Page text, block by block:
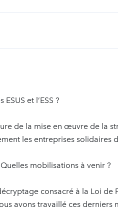
et l’ESS ?
de la mise en œuvre de la
les entreprises solidaires
mobilisations à venir ?
consacré à la Loi de
avons travaillé ces